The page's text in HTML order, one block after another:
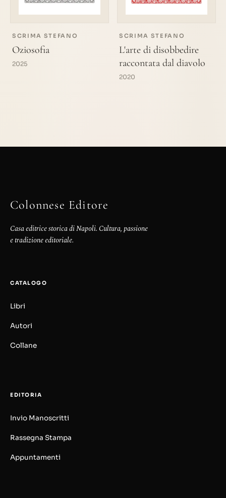
SCRIMA STEFANO
Oziosofia
2025
SCRIMA STEFANO
L'arte di disobbedire
raccontata dal diavolo
2020
Colonnese Editore
Casa editrice storica di Napoli. Cultura, passione
e tradizione editoriale.
CATALOGO
Libri
Autori
Collane
EDITORIA
Invio Manoscritti
Rassegna Stampa
Appuntamenti